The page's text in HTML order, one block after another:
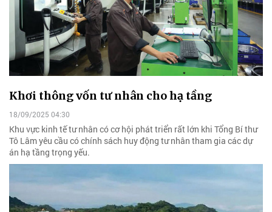
Khơi thông vốn tư nhân cho hạ tầng
18/09/2025 04:30
Khu vực kinh tế tư nhân có cơ hội phát triển rất lớn khi Tổng Bí thư
Tô Lâm yêu cầu có chính sách huy động tư nhân tham gia các dự
án hạ tầng trọng yếu.